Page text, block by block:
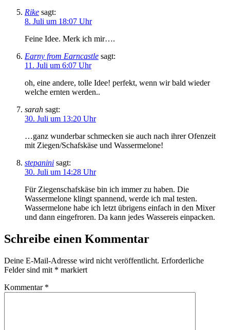
Rike sagt:
8. Juli um 18:07 Uhr
Feine Idee. Merk ich mir….
Earny from Earncastle sagt:
11. Juli um 6:07 Uhr
oh, eine andere, tolle Idee! perfekt, wenn wir bald wieder
welche ernten werden..
sarah sagt:
30. Juli um 13:20 Uhr
…ganz wunderbar schmecken sie auch nach ihrer Ofenzeit
mit Ziegen/Schafskäse und Wassermelone!
stepanini sagt:
30. Juli um 14:28 Uhr
Für Ziegenschafskäse bin ich immer zu haben. Die
Wassermelone klingt spannend, werde ich mal testen.
Wassermelone habe ich letzt übrigens einfach in den Mixer
und dann eingefroren. Da kann jedes Wassereis einpacken.
Schreibe einen Kommentar
Deine E-Mail-Adresse wird nicht veröffentlicht. Erforderliche
Felder sind mit * markiert
Kommentar *